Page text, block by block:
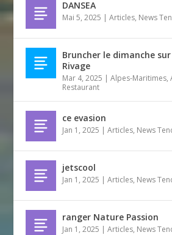
DANSEA
Mai 5, 2025 |Articles, News
Bruncher le dimanche
Rivage
Mar 4, 2025 |Alpes-Maritimes,
Restaurant
ce evasion
Jan 1, 2025 |Articles, News
jetscool
Jan 1, 2025 |Articles, News
ranger Nature Passion
Jan 1, 2025 |Articles, News